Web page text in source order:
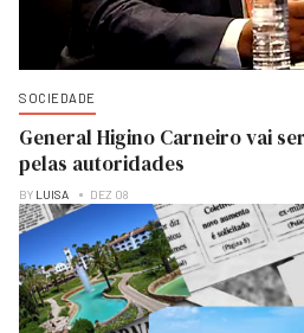
SOCIEDADE
General Higino Carneiro vai
pelas autoridades
BY LUISA DEZ 08